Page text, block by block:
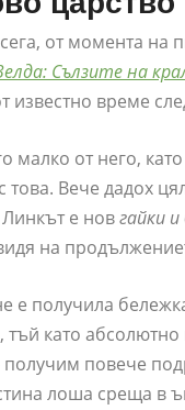
от момента на
Сълзите на
известно време
малко от него,
това. Вече дадох
Линкът е новгайки
на
е получила
тъй като
повече
лоша среща в